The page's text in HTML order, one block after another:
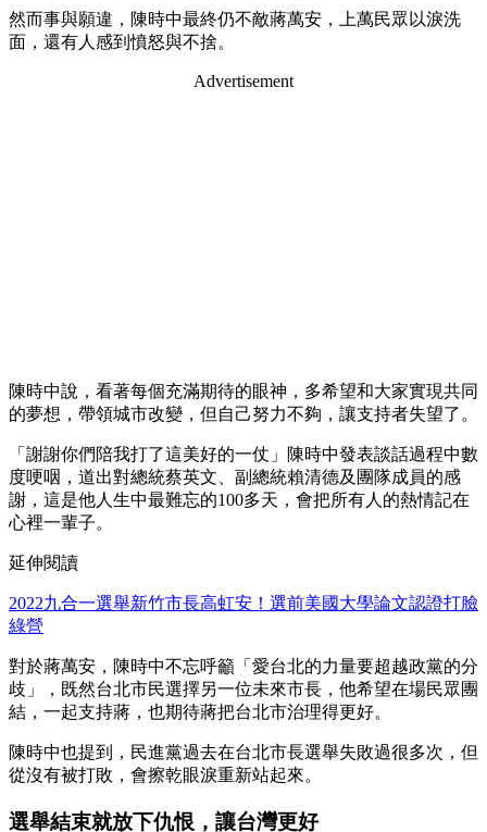
然而事與願違，陳時中最終仍不敵蔣萬安，上萬民眾以淚洗
面，還有人感到憤怒與不捨。
Advertisement
陳時中說，看著每個充滿期待的眼神，多希望和大家實現共同
的夢想，帶領城市改變，但自己努力不夠，讓支持者失望了。
「謝謝你們陪我打了這美好的一仗」陳時中發表談話過程中數
度哽咽，道出對總統蔡英文、副總統賴清德及團隊成員的感
謝，這是他人生中最難忘的100多天，會把所有人的熱情記在
心裡一輩子。
延伸閱讀
2022九合一選舉新竹市長高虹安！選前美國大學論文認證打臉
綠營
對於蔣萬安，陳時中不忘呼籲「愛台北的力量要超越政黨的分
歧」，既然台北市民選擇另一位未來市長，他希望在場民眾團
結，一起支持蔣，也期待蔣把台北市治理得更好。
陳時中也提到，民進黨過去在台北市長選舉失敗過很多次，但
從沒有被打敗，會擦乾眼淚重新站起來。
選舉結束就放下仇恨，讓台灣更好